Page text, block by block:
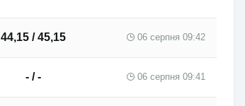
44,15 / 45,15 06 серпня 09:42
- / - 06 серпня 09:41